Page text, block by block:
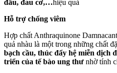
đầu, đau cơ,…hiệu quả
Hỗ trợ chống viêm
Hợp chất Anthraquinone
quả nhàu là một trong những chất
bạch cầu, thúc đẩy hệ miễn dịch
triển của tế bào ung thư nhờ tính